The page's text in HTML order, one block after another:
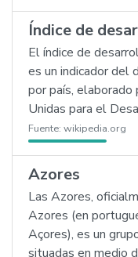
Índice de
El índice de
es un indicador del
por país, elaborado
Unidas para el
Fuente: wikipedia.org
Azores
Las Azores,
Azores (en
Açores), es un
situadas en medio